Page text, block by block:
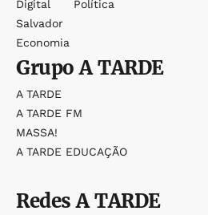
Digital
Salvador
Economia
Política
GrupoA TARDE
A TARDE
A TARDE FM
MASSA!
A TARDE EDUCAÇÃO
RedesA TARDE